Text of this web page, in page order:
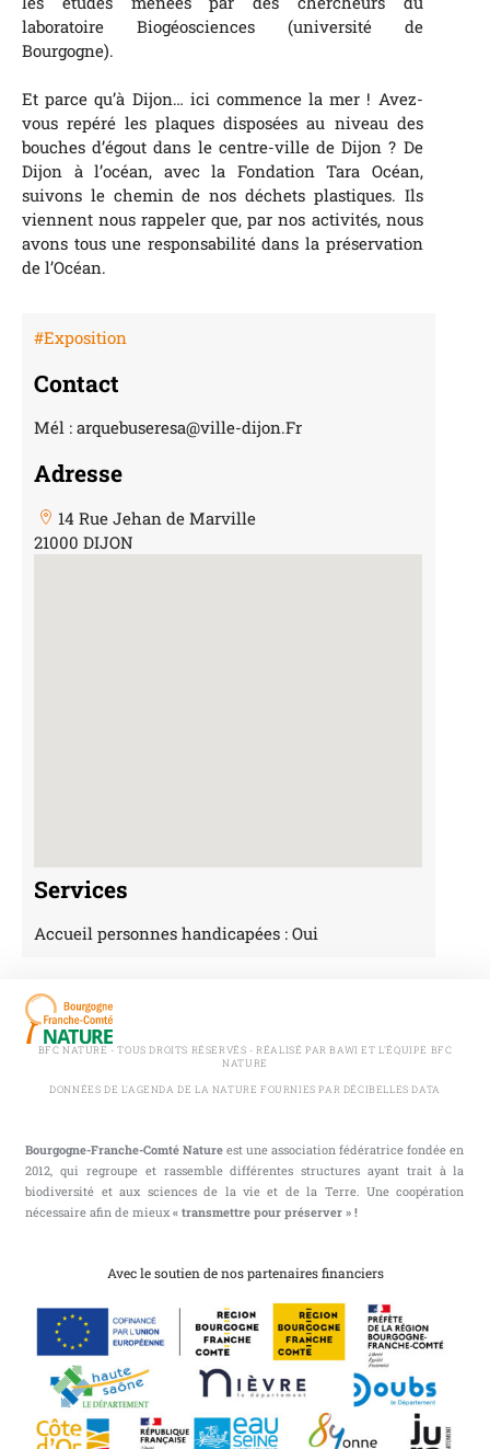
laboratoire Biogéosciences (université de
Bourgogne).
Et parce qu’à Dijon… ici commence la mer ! Avez-
vous repéré les plaques disposées au niveau des
bouches d’égout dans le centre-ville de Dijon ? De
Dijon à l’océan, avec la Fondation Tara Océan,
suivons le chemin de nos déchets plastiques. Ils
viennent nous rappeler que, par nos activités, nous
avons tous une responsabilité dans la préservation
de l’Océan.
#Exposition
Contact
Mél : arquebuseresa@ville-dijon.Fr
Adresse
14 Rue Jehan de Marville
21000 DIJON
Services
Accueil personnes handicapées : Oui
BFC NATURE - TOUS DROITS RÉSERVÉS - RÉALISÉ PAR BAWI ET L'ÉQUIPE BFC
NATURE
DONNÉES DE L'AGENDA DE LA NATURE FOURNIES PAR DÉCIBELLES DATA
Bourgogne-Franche-Comté Nature est une association fédératrice fondée en
2012, qui regroupe et rassemble différentes structures ayant trait à la
biodiversité et aux sciences de la vie et de la Terre. Une coopération
nécessaire afin de mieux« transmettre pour préserver » !
Avec le soutien de nos partenaires financiers